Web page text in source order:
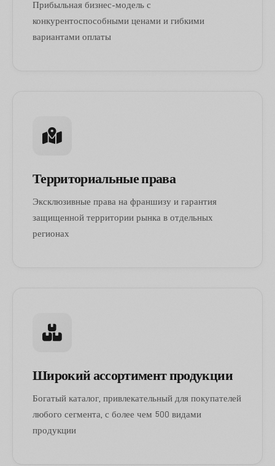
Прибыльная бизнес-модель с
конкурентоспособными ценами и гибкими
вариантами оплаты
Территориальные права
Эксклюзивные права на франшизу и гарантия
защищенной территории рынка в отдельных
регионах
Широкий ассортимент продукции
Богатый каталог, привлекательный для покупателей
любого сегмента, с более чем 500 видами
продукции